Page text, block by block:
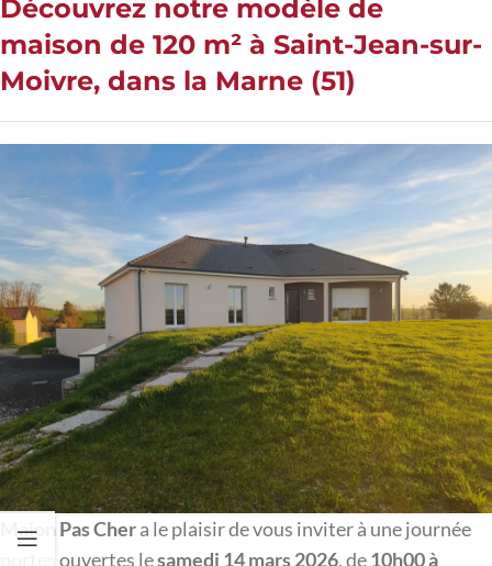
Découvrez notre modèle de
maison de 120 m² à Saint-Jean-sur-
Moivre, dans la Marne (51)
Maion Pas Chera le plaisir de vous inviter à une journée
portes ouvertes lesamedi 14 mars 2026, de10h00 à